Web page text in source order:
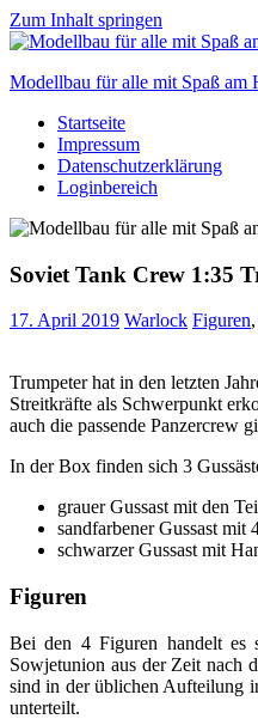
Zum Inhalt springen
Modellbau für alle mit Spaß am
Scale
modelling
to
Startseite
Impressum
Datenschutzerklärung
Loginbereich
Soviet Tank Crew 1:35
17. April 2019 Warlock Figuren,
Trumpeter hat in den letzten
Streitkräfte als Schwerpunkt
auch die passende Panzercrew
In der Box finden sich 3
grauer Gussast mit den
sandfarbener Gussast mit
schwarzer Gussast mit
Figuren
Bei den 4 Figuren handelt es
Sowjetunion aus der Zeit nach
sind in der üblichen Aufteilung
unterteilt.